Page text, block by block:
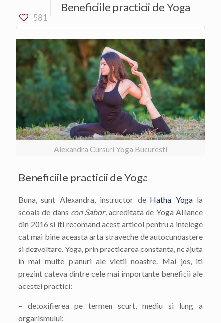
581
Beneficiile practicii de Yoga
Alexandra Cursuri Yoga Bucuresti
Beneficiile practicii de Yoga
Buna, sunt Alexandra, instructor de Hatha Yogala
scoala de dans con Sabor, acreditata de Yoga Alliance
din 2016 si iti recomand acest articol pentru a intelege
cat mai bine aceasta arta straveche de autocunoastere
si dezvoltare. Yoga, prin practicarea constanta, ne ajuta
in mai multe planuri ale vietii noastre. Mai jos, iti
prezint cateva dintre cele mai importante beneficii ale
acestei practici:
– detoxifierea pe termen scurt, mediu si lung a
organismului;